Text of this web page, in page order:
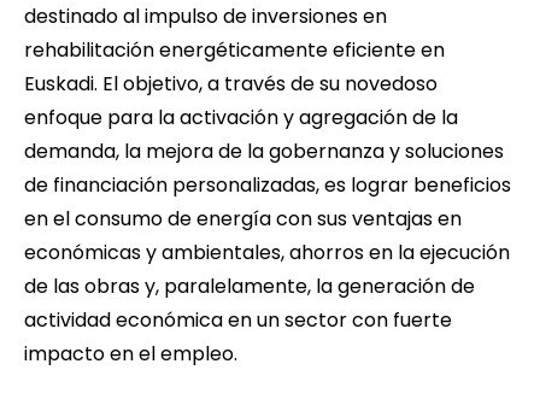
destinado al impulso de inversiones en
rehabilitación energéticamente eficiente en
Euskadi. El objetivo, a través de su novedoso
enfoque para la activación y agregación de la
demanda, la mejora de la gobernanza y soluciones
de financiación personalizadas, es lograr beneficios
en el consumo de energía con sus ventajas en
económicas y ambientales, ahorros en la ejecución
de las obras y, paralelamente, la generación de
actividad económica en un sector con fuerte
impacto en el empleo.